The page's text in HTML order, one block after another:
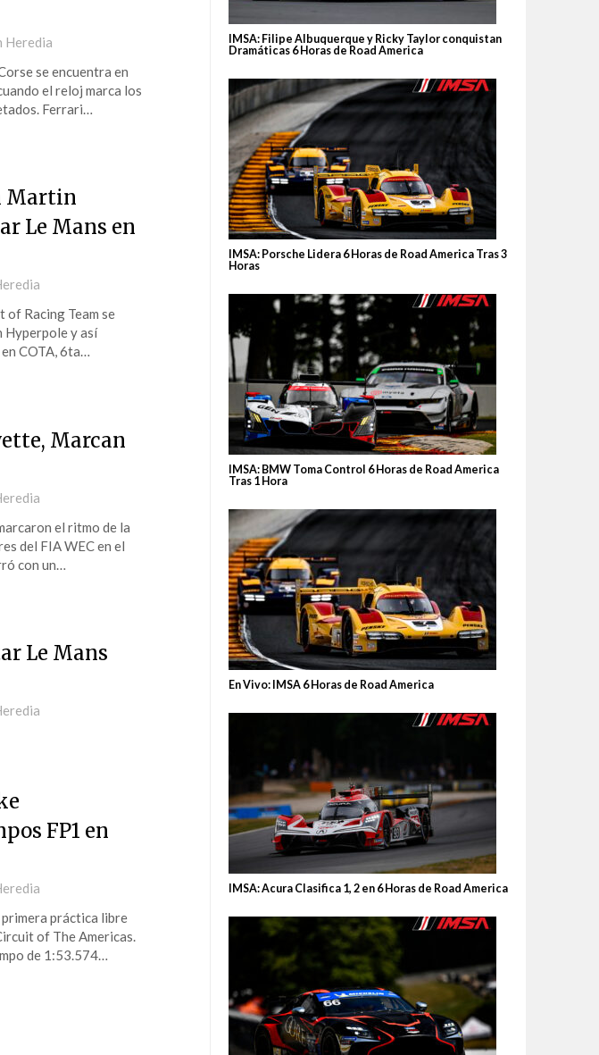
Heredia
se encuentra en
el reloj marca los
Ferrari…
Martin
Le Mans en
of Racing Team se
Hyperpole y así
COTA, 6ta…
Marcan
el ritmo de la
del FIA WEC en el
con un…
Le Mans
FP1 en
práctica libre
of The Americas.
de 1:53.574…
IMSA: Filipe Albuquerque y Ricky Taylor conquistan
Dramáticas 6 Horas de Road America
IMSA: Porsche Lidera 6 Horas de Road America Tras 3
Horas
IMSA: BMW Toma Control 6 Horas de Road America
Tras 1 Hora
En Vivo: IMSA 6 Horas de Road America
IMSA: Acura Clasifica 1, 2 en 6 Horas de Road America